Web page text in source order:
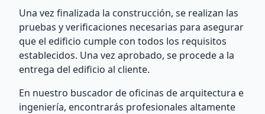
Una vez finalizada la construcción, se realizan las
pruebas y verificaciones necesarias para asegurar
que el edificio cumple con todos los requisitos
establecidos. Una vez aprobado, se procede a la
entrega del edificio al cliente.
En nuestro buscador de oficinas de arquitectura e
ingeniería, encontrarás profesionales altamente